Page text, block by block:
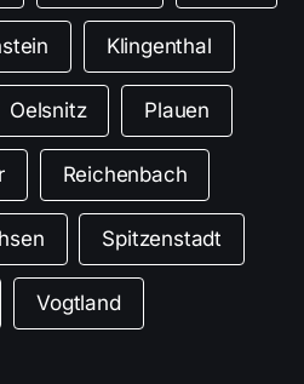
Klingenthal
Oelsnitz Plauen
Reichenbach
Spitzenstadt
Vogtland